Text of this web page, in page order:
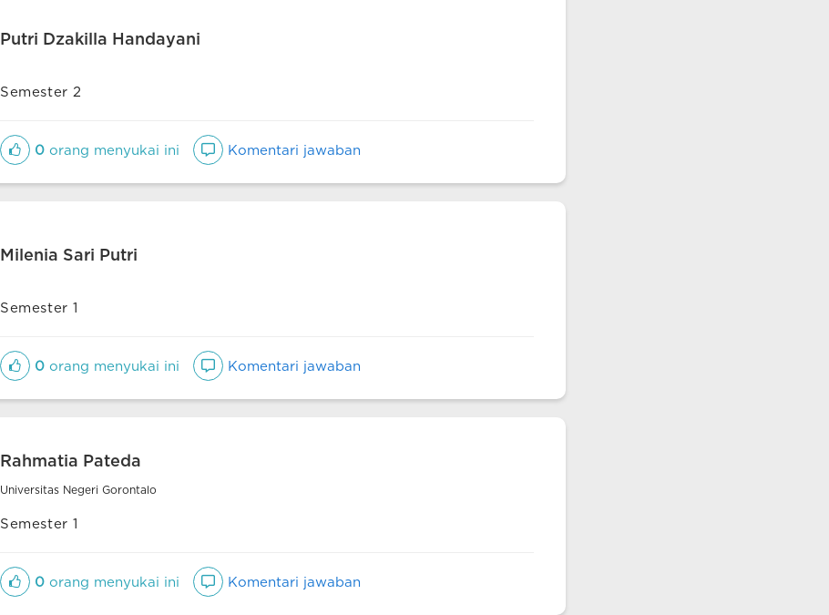
Putri Dzakilla Handayani
Semester 2
0 orang menyukai ini Komentari jawaban
Milenia Sari Putri
Semester 1
0 orang menyukai ini Komentari jawaban
Rahmatia Pateda
Universitas Negeri Gorontalo
Semester 1
0 orang menyukai ini Komentari jawaban